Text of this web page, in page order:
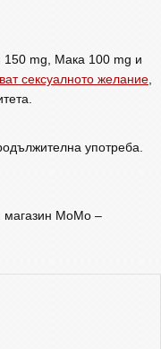
150 mg, Мака 100 mg и
сексуалното желание,
употреба.
магазин МоМо –